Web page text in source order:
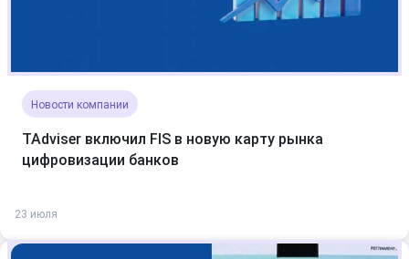
Новости компании
TAdviser включил FIS в новую карту рынка
цифровизации банков
23 июля